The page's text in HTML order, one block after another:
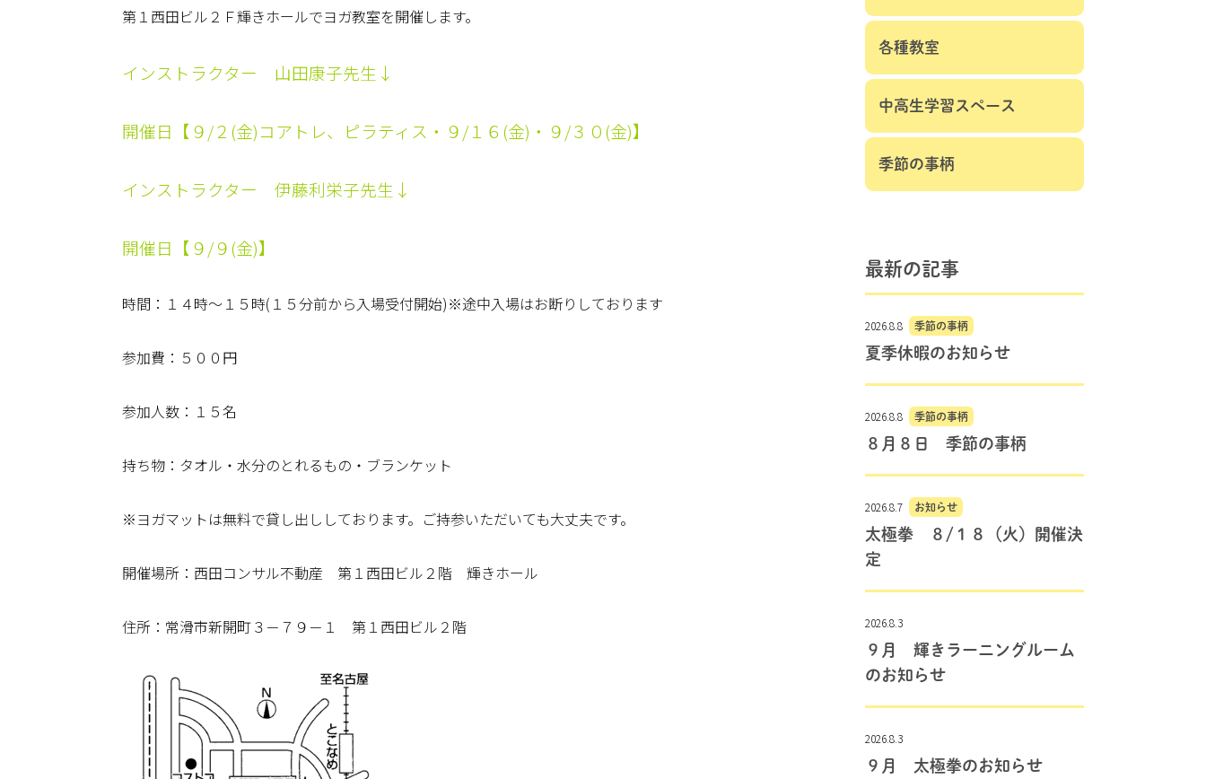
第１西田ビル２Ｆ輝きホールでヨガ教室を開催します。
インストラクター 山田康子先生↓
開催日【９/２(金)コアトレ、ピラティス・９/１６(金)・９/３０(金)】
インストラクター 伊藤利栄子先生↓
開催日【９/９(金)】
時間：１４時～１５時(１５分前から入場受付開始)※途中入場はお断りしております
参加費：５００円
参加人数：１５名
持ち物：タオル・水分のとれるもの・ブランケット
※ヨガマットは無料で貸し出ししております。ご持参いただいても大丈夫です。
開催場所：西田コンサル不動産 第１西田ビル２階 輝きホール
住所：常滑市新開町３－７９－１ 第１西田ビル２階
各種教室
中高生学習スペース
季節の事柄
最新の記事
2026.8.8 季節の事柄
夏季休暇のお知らせ
2026.8.8 季節の事柄
８月８日 季節の事柄
2026.8.7 お知らせ
太極拳 ８/１８（火）開催決
定
2026.8.3
９月 輝きラーニングルーム
のお知らせ
2026.8.3
９月 太極拳のお知らせ